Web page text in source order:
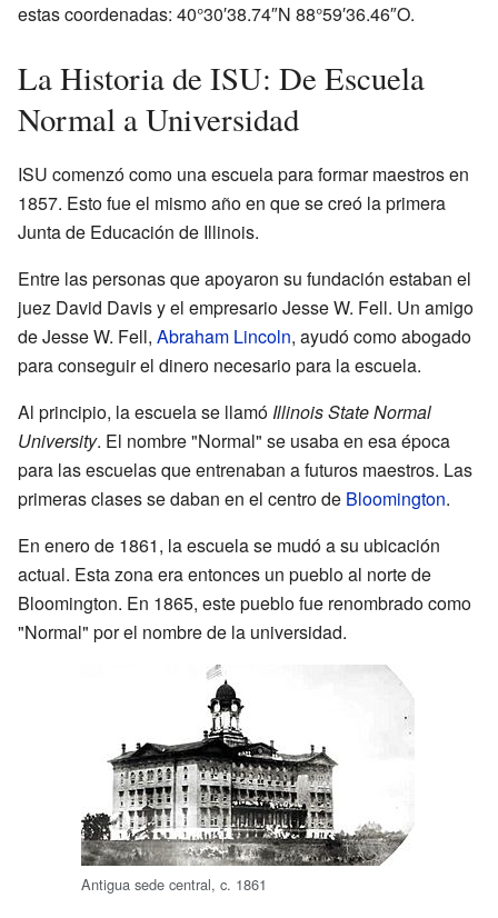
estas coordenadas: 40°30′38.74″N 88°59′36.46″O.
La Historia de ISU: De Escuela
Normal a Universidad
ISU comenzó como una escuela para formar maestros en
1857. Esto fue el mismo año en que se creó la primera
Junta de Educación de Illinois.
Entre las personas que apoyaron su fundación estaban el
juez David Davis y el empresario Jesse W. Fell. Un amigo
de Jesse W. Fell, Abraham Lincoln, ayudó como abogado
para conseguir el dinero necesario para la escuela.
Al principio, la escuela se llamó Illinois State Normal
University. El nombre "Normal" se usaba en esa época
para las escuelas que entrenaban a futuros maestros. Las
primeras clases se daban en el centro de Bloomington.
En enero de 1861, la escuela se mudó a su ubicación
actual. Esta zona era entonces un pueblo al norte de
Bloomington. En 1865, este pueblo fue renombrado como
"Normal" por el nombre de la universidad.
Antigua sede central, c. 1861